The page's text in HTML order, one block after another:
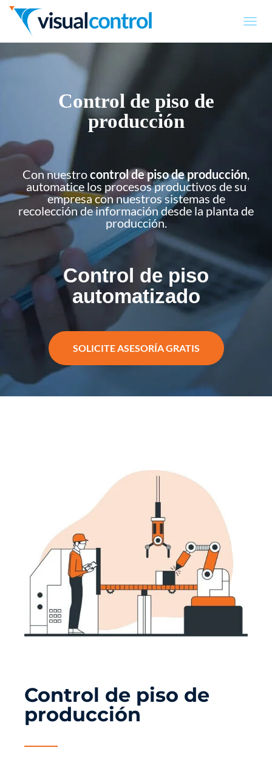
O
Control de piso de
producción
Con nuestrocontrol de piso de producción,
automatice los procesos productivos de su
empresa con nuestros sistemas de
recolección de información desde la planta de
producción.
Control de piso
automatizado
SOLICITE ASESORÍA GRATIS
Control de piso de
producción